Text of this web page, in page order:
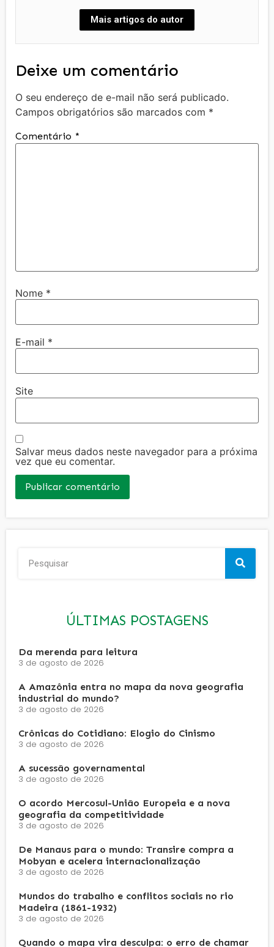
Mais artigos do autor
Deixe um comentário
O seu endereço de e-mail não será publicado.
Campos obrigatórios são marcados com *
Comentário *
Nome *
E-mail *
Site
Salvar meus dados neste navegador para a próxima
vez que eu comentar.
ÚLTIMAS POSTAGENS
Da merenda para leitura
3 de agosto de 2026
A Amazônia entra no mapa da nova geografia
industrial do mundo?
3 de agosto de 2026
Crônicas do Cotidiano: Elogio do Cinismo
3 de agosto de 2026
A sucessão governamental
3 de agosto de 2026
O acordo Mercosul-União Europeia e a nova
geografia da competitividade
3 de agosto de 2026
De Manaus para o mundo: Transire compra a
Mobyan e acelera internacionalização
3 de agosto de 2026
Mundos do trabalho e conflitos sociais no rio
Madeira (1861-1932)
3 de agosto de 2026
Quando o mapa vira desculpa: o erro de chamar